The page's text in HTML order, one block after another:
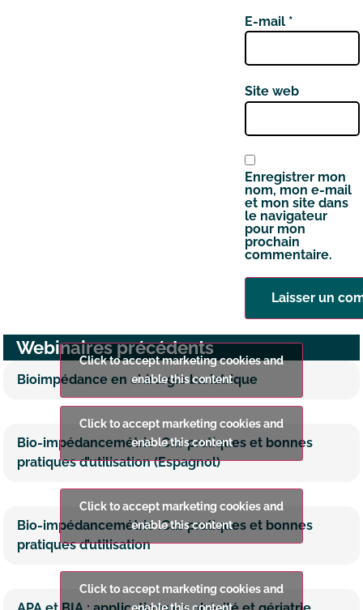
E-mail *
Site web
Enregistrer mon
nom, mon e-mail
et mon site dans
le navigateur
pour mon
prochain
commentaire.
Webinaires précédents
Click to accept marketing cookies and
enable this content
Bioimpédance en chirurgie bariatrique
Click to accept marketing cookies and
enable this content
Bio-impédancemétrie :Cas pratiques et bonnes
pratiques d’utilisation (Espagnol)
Click to accept marketing cookies and
enable this content
Bio-impédancemétrie :Cas pratiques et bonnes
pratiques d’utilisation
Click to accept marketing cookies and